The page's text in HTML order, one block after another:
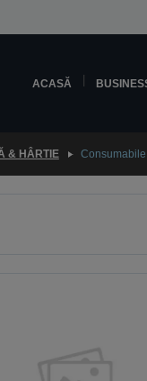
ACASĂ
& HÂRTIE